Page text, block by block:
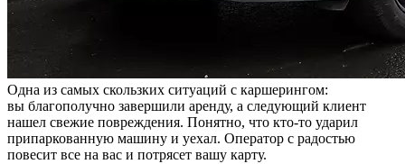
Одна из самых скользких ситуаций с каршерингом:
вы благополучно завершили аренду, а следующий клиент
нашел свежие повреждения. Понятно, что кто-то ударил
припаркованную машину и уехал. Оператор с радостью
повесит все на вас и потрясет вашу карту.